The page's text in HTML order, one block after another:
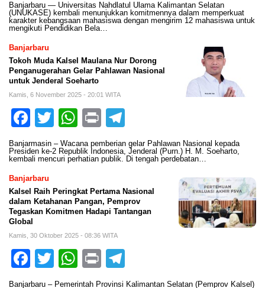
Banjarbaru — Universitas Nahdlatul Ulama Kalimantan Selatan
(UNUKASE) kembali menunjukkan komitmennya dalam memperkuat
karakter kebangsaan mahasiswa dengan mengirim 12 mahasiswa untuk
mengikuti Pendidikan Bela…
Banjarbaru
Tokoh Muda Kalsel Maulana Nur Dorong
Penganugerahan Gelar Pahlawan Nasional
untuk Jenderal Soeharto
Kamis, 6 November 2025 - 20:01 WITA
Facebook
TwitterWhatsApp
Print
Banjarmasin – Wacana pemberian gelar Pahlawan Nasional kepada
Presiden ke-2 Republik Indonesia, Jenderal (Purn.) H. M. Soeharto,
kembali mencuri perhatian publik. Di tengah perdebatan…
Banjarbaru
Kalsel Raih Peringkat Pertama Nasional
dalam Ketahanan Pangan, Pemprov
Tegaskan Komitmen Hadapi Tantangan
Global
Kamis, 30 Oktober 2025 - 08:36 WITA
Facebook
TwitterWhatsApp
Print
Banjarbaru – Pemerintah Provinsi Kalimantan Selatan (Pemprov Kalsel)